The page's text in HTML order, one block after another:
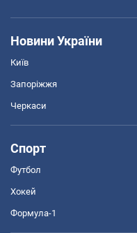
Новини України
Київ
Запоріжжя
Черкаси
Спорт
Футбол
Хокей
Формула-1